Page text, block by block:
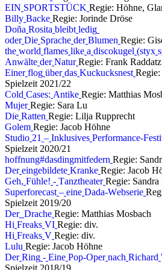
EIN SPORTSTÜCK Regie: Höhne,
Billy Backe Regie: Jorinde Dröse
Doña Rosita bleibt ledig
oder Die Sprache der Blumen Regie:
the world flames like a discokugel (styx s
Anwälte der Natur Regie: Frank Raddatz
Einer flog über das Kuckucksnest
Spielzeit 2021/22
Cold Cases: Antike Regie: Matthias
Mujer Regie: Sara Lu
Die Ratten Regie: Lilja Rupprecht
Golem Regie: Jacob Höhne
Studio 21 – Inklusives Performance-Festi
Spielzeit 2020/21
hoffnung#dasdingmitfedern Regie:
Der eingebildete Kranke Regie: Jacob
Geh, Fühle! - Tanztheater Regie:
Superforecast – eine Dada-Webserie
Spielzeit 2019/20
Der Drache Regie: Matthias Mosbach
Hi Freaks VI Regie: div.
Hi Freaks V Regie: div.
Lulu Regie: Jacob Höhne
Der Ring - Eine Pop-Oper nach Richard